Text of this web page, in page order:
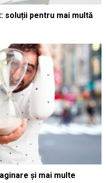
soluții pentru mai multă
și mai multe